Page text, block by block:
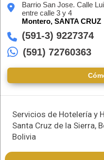
Barrio San Jose. Calle
entre calle 3 y 4
Montero, SANTA CRUZ
(591-3) 9227374
(591) 72760363
Servicios de Hotelería y
Santa Cruz de la Sierra,
Bolivia